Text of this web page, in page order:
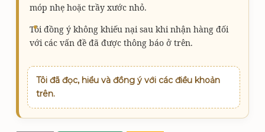
móp nhẹ hoặc trầy xước nhỏ.
Tôi đồng ý không khiếu nại sau khi nhận hàng đối
với các vấn đề đã được thông báo ở trên.
Tôi đã đọc, hiểu và đồng ý với các điều khoản
trên.